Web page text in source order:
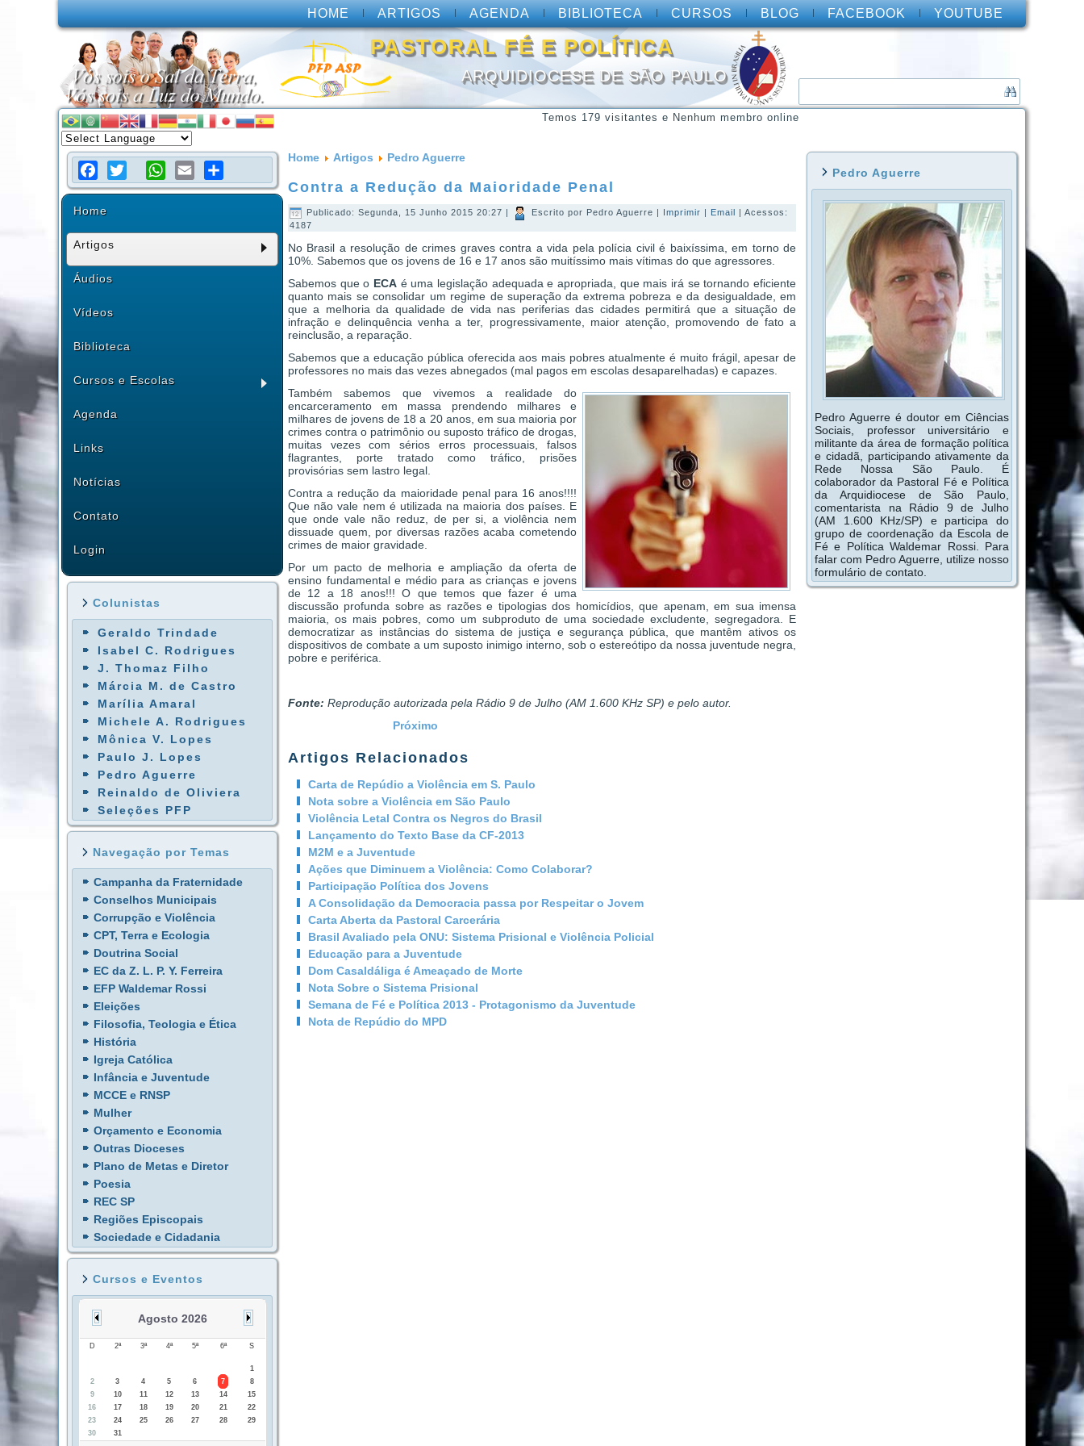
HOME ARTIGOS AGENDA BIBLIOTECA CURSOS BLOG FACEBOOK YOUTUBE
PASTORAL FÉ E POLÍTICA
ARQUIDIOCESE DE SÃO PAULO
Temos 179 visitantes e Nenhum membro online
Facebook
TwitterWhatsApp
EmailShare
Home
Artigos
Áudios
Vídeos
Biblioteca
Cursos e Escolas
Agenda
Links
Notícias
Contato
Login
Colunistas
Geraldo Trindade
Isabel C. Rodrigues
J. Thomaz Filho
Márcia M. de Castro
Marília Amaral
Michele A. Rodrigues
Mônica V. Lopes
Paulo J. Lopes
Pedro Aguerre
Reinaldo de Oliviera
Seleções PFP
Navegação por Temas
Campanha da Fraternidade
Conselhos Municipais
Corrupção e Violência
CPT, Terra e Ecologia
Doutrina Social
EC da Z. L. P. Y. Ferreira
EFP Waldemar Rossi
Eleições
Filosofia, Teologia e Ética
História
Igreja Católica
Infância e Juventude
MCCE e RNSP
Mulher
Orçamento e Economia
Outras Dioceses
Plano de Metas e Diretor
Poesia
REC SP
Regiões Episcopais
Sociedade e Cidadania
Cursos e Eventos
Agosto 2026
D 2ª 3ª 4ª 5ª 6ª S
1
2
3 4 5 6 7
8
9
10 11 12 13 14
15
16
17 18 19 20 21
22
23
24 25 26 27 28
29
30
31
Home Artigos Pedro Aguerre
Contra a Redução da Maioridade Penal
Publicado: Segunda, 15 Junho 2015 20:27 | Escrito por Pedro Aguerre | Imprimir | Email | Acessos:
4187
No Brasil a resolução de crimes graves contra a vida pela polícia civil é baixíssima, em torno de
10%. Sabemos que os jovens de 16 e 17 anos são muitíssimo mais vítimas do que agressores.
Sabemos que o ECA é uma legislação adequada e apropriada, que mais irá se tornando eficiente
quanto mais se consolidar um regime de superação da extrema pobreza e da desigualdade, em
que a melhoria da qualidade de vida nas periferias das cidades permitirá que a situação de
infração e delinquência venha a ter, progressivamente, maior atenção, promovendo de fato a
reinclusão, a reparação.
Sabemos que a educação pública oferecida aos mais pobres atualmente é muito frágil, apesar de
professores no mais das vezes abnegados (mal pagos em escolas desaparelhadas) e capazes.
Também sabemos que vivemos a realidade do
encarceramento em massa prendendo milhares e
milhares de jovens de 18 a 20 anos, em sua maioria por
crimes contra o patrimônio ou suposto tráfico de drogas,
muitas vezes com sérios erros processuais, falsos
flagrantes, porte tratado como tráfico, prisões
provisórias sem lastro legal.
Contra a redução da maioridade penal para 16 anos!!!!
Que não vale nem é utilizada na maioria dos países. E
que onde vale não reduz, de per si, a violência nem
dissuade quem, por diversas razões acaba cometendo
crimes de maior gravidade.
Por um pacto de melhoria e ampliação da oferta de
ensino fundamental e médio para as crianças e jovens
de 12 a 18 anos!!! O que temos que fazer é uma
discussão profunda sobre as razões e tipologias dos homicídios, que apenam, em sua imensa
maioria, os mais pobres, como um subproduto de uma sociedade excludente, segregadora. E
democratizar as instâncias do sistema de justiça e segurança pública, que mantêm ativos os
dispositivos de combate a um suposto inimigo interno, sob o estereótipo da nossa juventude negra,
pobre e periférica.
Fonte: Reprodução autorizada pela Rádio 9 de Julho (AM 1.600 KHz SP) e pelo autor.
Próximo
Artigos Relacionados
Carta de Repúdio a Violência em S. Paulo
Nota sobre a Violência em São Paulo
Violência Letal Contra os Negros do Brasil
Lançamento do Texto Base da CF-2013
M2M e a Juventude
Ações que Diminuem a Violência: Como Colaborar?
Participação Política dos Jovens
A Consolidação da Democracia passa por Respeitar o Jovem
Carta Aberta da Pastoral Carcerária
Brasil Avaliado pela ONU: Sistema Prisional e Violência Policial
Educação para a Juventude
Dom Casaldáliga é Ameaçado de Morte
Nota Sobre o Sistema Prisional
Semana de Fé e Política 2013 - Protagonismo da Juventude
Nota de Repúdio do MPD
Pedro Aguerre
Pedro Aguerre é doutor em Ciências
Sociais, professor universitário e
militante da área de formação política
e cidadã, participando ativamente da
Rede Nossa São Paulo. É
colaborador da Pastoral Fé e Política
da Arquidiocese de São Paulo,
comentarista na Rádio 9 de Julho
(AM 1.600 KHz/SP) e participa do
grupo de coordenação da Escola de
Fé e Política Waldemar Rossi. Para
falar com Pedro Aguerre, utilize nosso
formulário de contato.